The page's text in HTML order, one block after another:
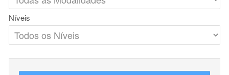
Níveis